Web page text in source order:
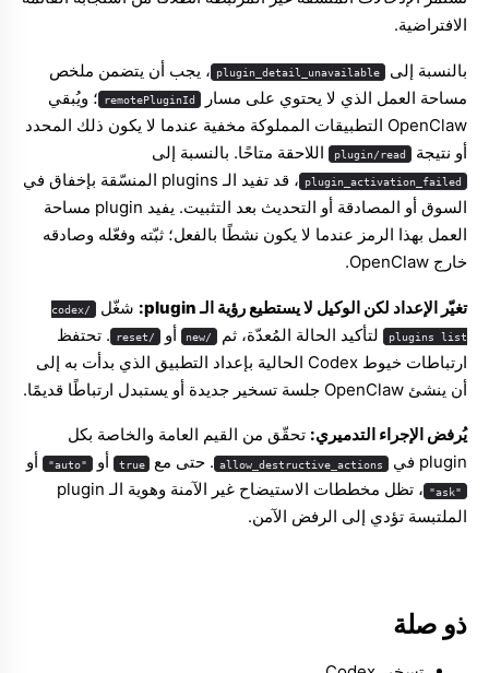
الافتراضية.
بالنسبة إلى plugin_detail_unavailable ، يجب أن يتضمن ملخص
مساحة العمل الذي لا يحتوي على مسار
remotePluginId ؛ ويُبقي
OpenClaw التطبيقات المملوكة مخفية عندما لا يكون ذلك المحدد
أو نتيجة
plugin/read اللاحقة متاحًا. بالنسبة إلى
plugin_activation_failed
، قد تفيد الـ plugins المنسّقة بإخفاق في
السوق أو المصادقة أو التحديث بعد التثبيت. يفيد plugin مساحة
العمل بهذا الرمز عندما لا يكون نشطًا بالفعل؛ ثبّته وفعّله وصادقه
خارج OpenClaw.
تغيّر الإعداد لكن الوكيل لا يستطيع رؤية الـ plugin: شغّل /codex
plugins list لتأكيد الحالة المُعدّة، ثم /new أو /reset
. تحتفظ
ارتباطات خيوط Codex الحالية بإعداد التطبيق الذي بدأت به إلى
أن ينشئ OpenClaw جلسة تسخير جديدة أو يستبدل ارتباطًا قديمًا.
يُرفض الإجراء التدميري: تحقّق من القيم العامة والخاصة بكل
plugin في
allow_destructive_actions . حتى مع true أو "auto" أو
"ask"
، تظل مخططات الاستيضاح غير الآمنة وهوية الـ plugin
الملتبسة تؤدي إلى الرفض الآمن.
ذو صلة